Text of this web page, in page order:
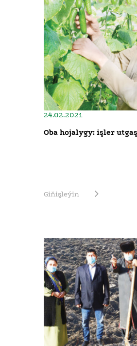
24.02.2021
Oba hojalygy: işler
Giňişleýin